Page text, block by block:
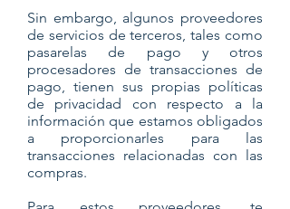
Sin embargo, algunos proveedores
de servicios de terceros, tales como
pasarelas de pago y otros
procesadores de transacciones de
pago, tienen sus propias políticas
de privacidad con respecto a la
información que estamos obligados
a proporcionarles para las
transacciones relacionadas con las
compras.